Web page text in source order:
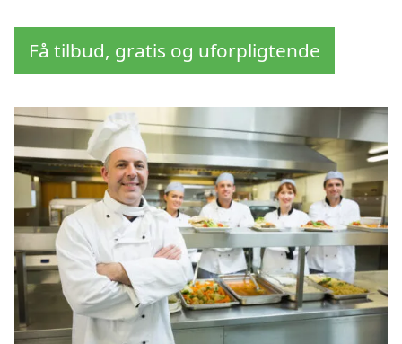
Få tilbud, gratis og uforpligtende